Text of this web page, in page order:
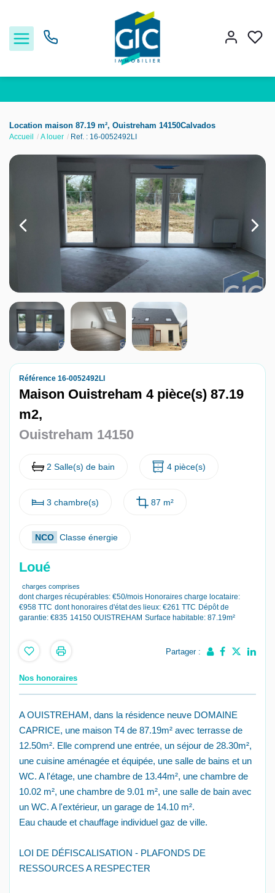
Acheter
Louer
Estimer
Nos services
Nos agences
Nous contacter
Nous rejoindre
Location maison 87.19 m², Ouistreham 14150Calvados
Accueil A louer Ref. : 16-0052492LI
Référence 16-0052492LI
Maison Ouistreham 4 pièce(s) 87.19
m2,
Ouistreham 14150
2 Salle(s) de bain 4 pièce(s)
3 chambre(s) 87 m²
NCO Classe énergie
Loué
charges comprises
dont charges récupérables: €50/mois Honoraires charge locataire:
€958 TTC dont honoraires d'état des lieux: €261 TTC Dépôt de
garantie: €835 14150 OUISTREHAM Surface habitable: 87.19m²
Partager :
Nos honoraires
A OUISTREHAM, dans la résidence neuve DOMAINE
CAPRICE, une maison T4 de 87.19m² avec terrasse de
12.50m². Elle comprend une entrée, un séjour de 28.30m²,
une cuisine aménagée et équipée, une salle de bains et un
WC. A l'étage, une chambre de 13.44m², une chambre de
10.02 m², une chambre de 9.01 m², une salle de bain avec
un WC. A l'extérieur, un garage de 14.10 m².
Eau chaude et chauffage individuel gaz de ville.
LOI DE DÉFISCALISATION - PLAFONDS DE
RESSOURCES A RESPECTER